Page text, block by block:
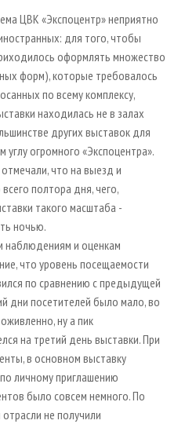
ЦВК «Экспоцентр» неприятно
для того, чтобы
оформлять множество
форм), которые требовалось
по всему комплексу,
находилась не в залах
других выставок для
огромного «Экспоцентра».
что на выезд и
полтора дня, чего,
такого масштаба -
ночью.
наблюдениям и оценкам
что уровень посещаемости
по сравнению с предыдущей
дни посетителей было мало, во
ну а пик
на третий день выставки. При
в основном выставку
личному приглашению
было совсем немного. По
не получили